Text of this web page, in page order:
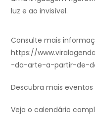
luz e ao invisível.
Consulte mais
https://
-da-arte-a-partir-de-
Descubra mais eventos
Veja o calendário